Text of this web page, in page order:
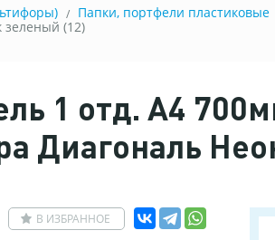
Папки, портфели пластиковые
зеленый (12)
1 отд. А4
Диагональ
В ИЗБРАННОЕ